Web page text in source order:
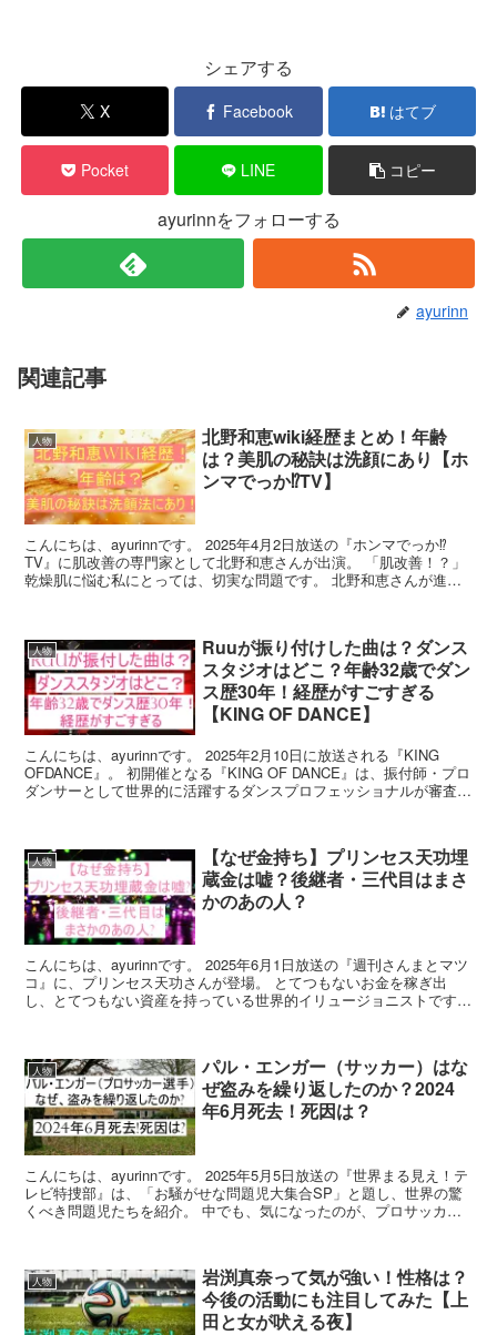
シェアする
X Facebook はてブ
Pocket LINE コピー
ayurinnをフォローする
ayurinn
関連記事
人物
北野和恵wiki経歴まとめ！年齢
は？美肌の秘訣は洗顔にあり【ホ
ンマでっか⁉TV】
こんにちは、ayurinnです。 2025年4月2日放送の『ホンマでっか⁉
TV』に肌改善の専門家として北野和恵さんが出演。 「肌改善！？」
乾燥肌に悩む私にとっては、切実な問題です。 北野和恵さんが進め
人物
Ruuが振り付けした曲は？ダンス
スタジオはどこ？年齢32歳でダン
ス歴30年！経歴がすごすぎる
【KING OF DANCE】
こんにちは、ayurinnです。 2025年2月10日に放送される『KING
OFDANCE』。 初開催となる『KING OF DANCE』は、振付師・プロ
ダンサーとして世界的に活躍するダンスプロフェッショナルが審査員
人物
【なぜ金持ち】プリンセス天功埋
蔵金は嘘？後継者・三代目はまさ
かのあの人？
こんにちは、ayurinnです。 2025年6月1日放送の『週刊さんまとマツ
コ』に、プリンセス天功さんが登場。 とてつもないお金を稼ぎ出
し、とてつもない資産を持っている世界的イリュージョニストですよ
人物
パル・エンガー（サッカー）はな
ぜ盗みを繰り返したのか？2024
年6月死去！死因は？
こんにちは、ayurinnです。 2025年5月5日放送の『世界まる見え！テ
レビ特捜部』は、「お騒がせな問題児大集合SP」と題し、世界の驚
くべき問題児たちを紹介。 中でも、気になったのが、プロサッカー
人物
岩渕真奈って気が強い！性格は？
今後の活動にも注目してみた【上
田と女が吠える夜】